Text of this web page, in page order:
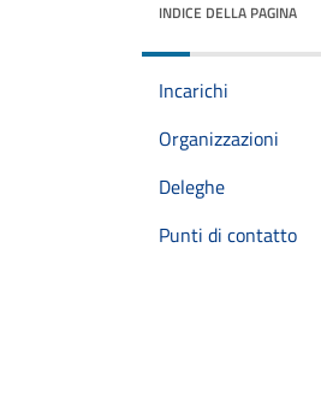
INDICE DELLA PAGINA
Incarichi
Organizzazioni
Deleghe
Punti di contatto